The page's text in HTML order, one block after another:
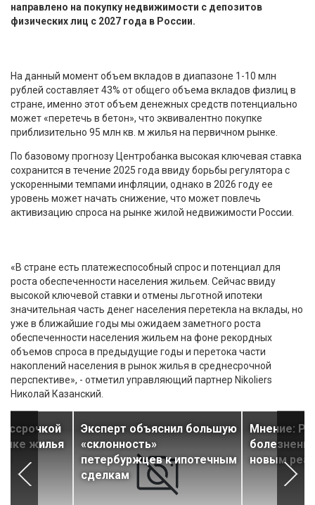
направлено на покупку недвижимости с депозитов
физических лиц с 2027 года в России.
На данный момент объем вкладов в диапазоне 1-10 млн
рублей составляет 43% от общего объема вкладов физлиц в
стране, именно этот объем денежных средств потенциально
может «перетечь в бетон», что эквивалентно покупке
приблизительно 95 млн кв. м жилья на первичном рынке.
По базовому прогнозу Центробанка высокая ключевая ставка
сохранится в течение 2025 года ввиду борьбы регулятора с
ускоренными темпами инфляции, однако в 2026 году ее
уровень может начать снижение, что может повлечь
активизацию спроса на рынке жилой недвижимости России.
«В стране есть платежеспособный спрос и потенциал для
роста обеспеченности населения жильем. Сейчас ввиду
высокой ключевой ставки и отмены льготной ипотеки
значительная часть денег населения перетекла на вклады, но
уже в ближайшие годы мы ожидаем заметного роста
обеспеченности населения жильем на фоне рекордных
объемов спроса в предыдущие годы и перетока части
накоплений населения в рынок жилья в среднесрочной
перспективе», - отметил управляющий партнер Nikoliers
Николай Казанский.
жилья
Эксперт объяснил большую
«склонность»
петербуржцев к ипотечным
сделкам
Мнение:
новым